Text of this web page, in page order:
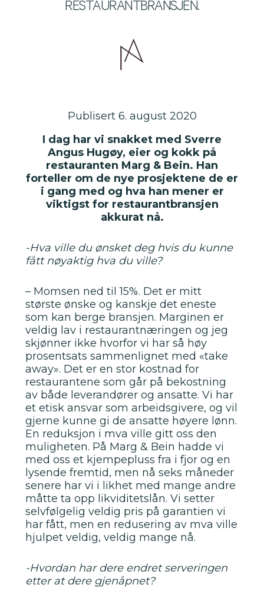
RESTAURANTBRANSJEN.
Publisert 6. august 2020
I dag har vi snakket med Sverre
Angus Hugøy, eier og kokk på
restauranten Marg & Bein. Han
forteller om de nye prosjektene de er
i gang med og hva han mener er
viktigst for restaurantbransjen
akkurat nå.
-Hva ville du ønsket deg hvis du kunne
fått nøyaktig hva du ville?
– Momsen ned til 15%. Det er mitt
største ønske og kanskje det eneste
som kan berge bransjen. Marginen er
veldig lav i restaurantnæringen og jeg
skjønner ikke hvorfor vi har så høy
prosentsats sammenlignet med «take
away». Det er en stor kostnad for
restaurantene som går på bekostning
av både leverandører og ansatte. Vi har
et etisk ansvar som arbeidsgivere, og vil
gjerne kunne gi de ansatte høyere lønn.
En reduksjon i mva ville gitt oss den
muligheten. På Marg & Bein hadde vi
med oss et kjempepluss fra i fjor og en
lysende fremtid, men nå seks måneder
senere har vi i likhet med mange andre
måtte ta opp likviditetslån. Vi setter
selvfølgelig veldig pris på garantien vi
har fått, men en redusering av mva ville
hjulpet veldig, veldig mange nå.
-Hvordan har dere endret serveringen
etter at dere gjenåpnet?